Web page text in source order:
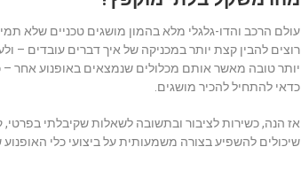
עולם הרכב והדו-גלגלי מלא בהמון מושגים טכניים שלא
רוצים להבין קצת יותר במכניקה של איך דברים עובדים –
יותר טובה מאשר אותם מכלולים שנמצאים באופנוע אחר
כדאי להתחיל להכיר מושגים.
אז הנה, כשירות לציבור ובתשובה לשאלות שקיבלתי
שיכולים להשפיע בצורה משמעותית על ביצועי כלי